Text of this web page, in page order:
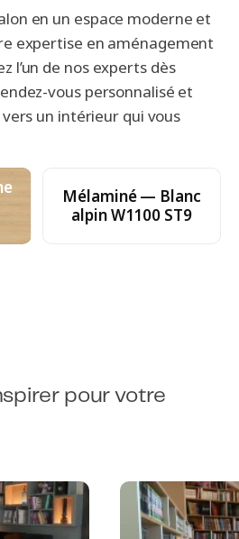
en un espace moderne et
expertise en aménagement
l’un de nos experts dès
vous personnalisé et
un intérieur qui vous
Mélaminé — Blanc
alpin W1100 ST9
pour votre